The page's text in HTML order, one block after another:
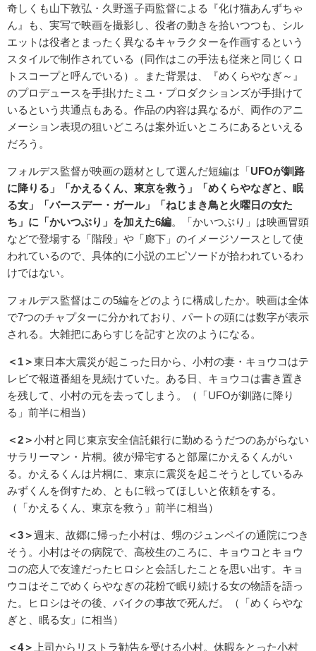
奇しくも山下敦弘・久野遥子両監督による『化け猫あんずちゃ
ん』も、実写で映画を撮影し、役者の動きを拾いつつも、シル
エットは役者とまったく異なるキャラクターを作画するという
スタイルで制作されている（同作はこの手法も従来と同じくロ
トスコープと呼んでいる）。また背景は、『めくらやなぎ～』
のプロデュースを手掛けたミユ・プロダクションズが手掛けて
いるという共通点もある。作品の内容は異なるが、両作のアニ
メーション表現の狙いどころは案外近いところにあるといえる
だろう。
フォルデス監督が映画の題材として選んだ短編は「UFOが釧路
に降りる」「かえるくん、東京を救う」「めくらやなぎと、眠
る女」「バースデー・ガール」「ねじまき鳥と火曜日の女た
ち」に「かいつぶり」を加えた6編。「かいつぶり」は映画冒頭
などで登場する「階段」や「廊下」のイメージソースとして使
われているので、具体的に小説のエピソードが拾われているわ
けではない。
フォルデス監督はこの5編をどのように構成したか。映画は全体
で7つのチャプターに分かれており、パートの頭には数字が表示
される。大雑把にあらすじを記すと次のようになる。
＜1＞東日本大震災が起こった日から、小村の妻・キョウコはテ
レビで報道番組を見続けていた。ある日、キョウコは書き置き
を残して、小村の元を去ってしまう。（「UFOが釧路に降り
る」前半に相当）
＜2＞小村と同じ東京安全信託銀行に勤めるうだつのあがらない
サラリーマン・片桐。彼が帰宅すると部屋にかえるくんがい
る。かえるくんは片桐に、東京に震災を起こそうとしているみ
みずくんを倒すため、ともに戦ってほしいと依頼をする。
（「かえるくん、東京を救う」前半に相当）
＜3＞週末、故郷に帰った小村は、甥のジュンペイの通院につき
そう。小村はその病院で、高校生のころに、キョウコとキョウ
コの恋人で友達だったヒロシと会話したことを思い出す。キョ
ウコはそこでめくらやなぎの花粉で眠り続ける女の物語を語っ
た。ヒロシはその後、バイクの事故で死んだ。（「めくらやな
ぎと、眠る女」に相当）
＜4＞ 上司からリストラ勧告を受ける小村。休暇をとった小村